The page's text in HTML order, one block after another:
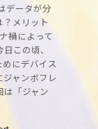
データが分
メリット
禍によって
この頃、
にデバイス
ャンボフレ
は「ジャン